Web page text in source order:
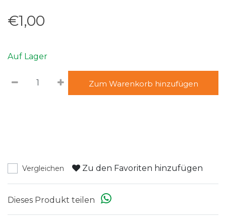
€1,00
Auf Lager
Zum Warenkorb hinzufügen
Vergleichen Zu den Favoriten hinzufügen
Dieses Produkt teilen